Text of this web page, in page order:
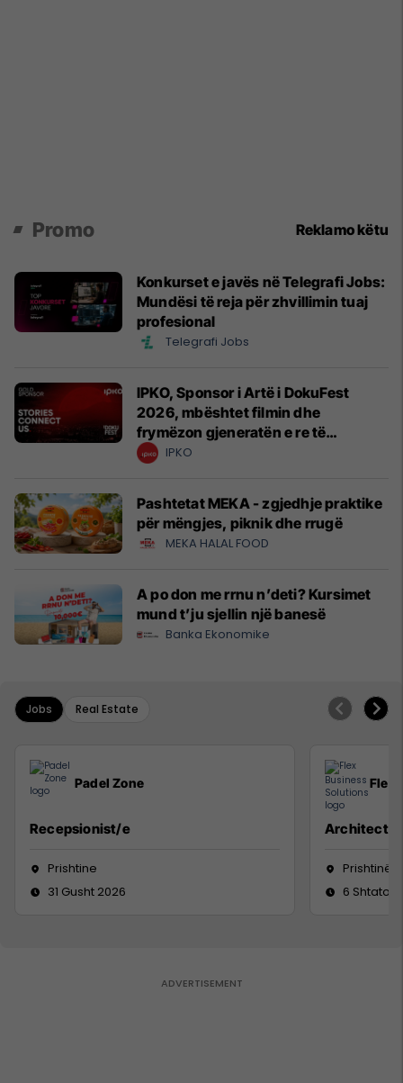
Promo Reklamo këtu
Konkurset e javës në Telegrafi Jobs:
Mundësi të reja për zhvillimin tuaj
profesional
Telegrafi Jobs
IPKO, Sponsor i Artë i DokuFest
2026, mbështet filmin dhe
frymëzon gjeneratën e re të
krijuesve
IPKO
Pashtetat MEKA - zgjedhje praktike
për mëngjes, piknik dhe rrugë
MEKA HALAL FOOD
A po don me rrnu n’deti? Kursimet
mund t’ju sjellin një banesë
Banka Ekonomike
Jobs Real Estate
Padel Zone
Recepsionist/e
Prishtine
31 Gusht 2026
Flex
Architect
Prishtinë
6 Shtator